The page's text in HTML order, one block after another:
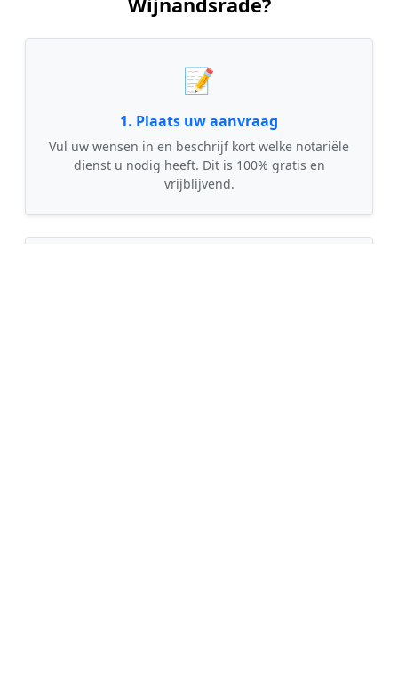
📝
1. Plaats uw aanvraag
Vul uw wensen in en beschrijf kort welke notariële
dienst u nodig heeft. Dit is 100% gratis en
vrijblijvend.